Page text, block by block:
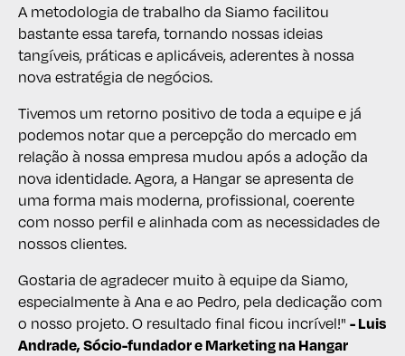
A metodologia de trabalho da Siamo facilitou
bastante essa tarefa, tornando nossas ideias
tangíveis, práticas e aplicáveis, aderentes à nossa
nova estratégia de negócios.
Tivemos um retorno positivo de toda a equipe e já
podemos notar que a percepção do mercado em
relação à nossa empresa mudou após a adoção da
nova identidade. Agora, a Hangar se apresenta de
uma forma mais moderna, profissional, coerente
com nosso perfil e alinhada com as necessidades de
nossos clientes.
Gostaria de agradecer muito à equipe da Siamo,
especialmente à Ana e ao Pedro, pela dedicação com
o nosso projeto. O resultado final ficou incrível!" - Luis
Andrade, Sócio-fundador e Marketing na Hangar